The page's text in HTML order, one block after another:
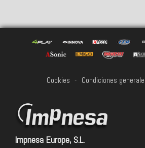
Cookies - Condiciones
Impnesa Europe, S.L.